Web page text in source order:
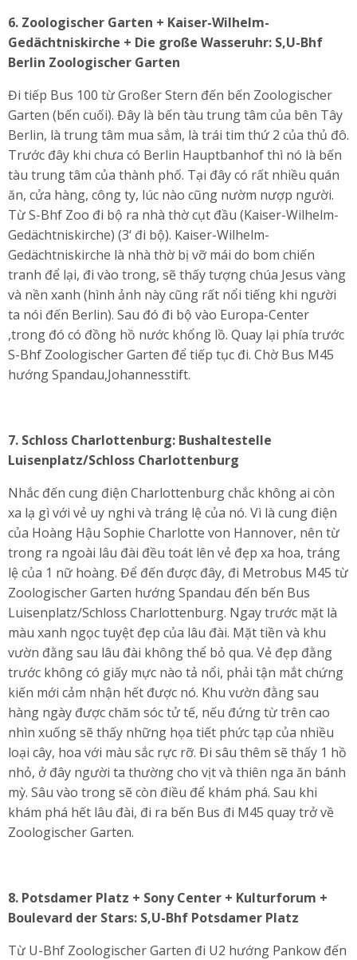
6. Zoologischer Garten + Kaiser-Wilhelm-
Gedächtniskirche + Die große Wasseruhr: S,U-Bhf
Berlin Zoologischer Garten
Đi tiếp Bus 100 từ Großer Stern đến bến Zoologischer
Garten (bến cuối). Đây là bến tàu trung tâm của bên Tây
Berlin, là trung tâm mua sắm, là trái tim thứ 2 của thủ đô.
Trước đây khi chưa có Berlin Hauptbanhof thì nó là bến
tàu trung tâm của thành phố. Tại đây có rất nhiều quán
ăn, cửa hàng, công ty, lúc nào cũng nườm nượp người.
Từ S-Bhf Zoo đi bộ ra nhà thờ cụt đầu (Kaiser-Wilhelm-
Gedächtniskirche) (3‘ đi bộ). Kaiser-Wilhelm-
Gedächtniskirche là nhà thờ bị vỡ mái do bom chiến
tranh để lại, đi vào trong, sẽ thấy tượng chúa Jesus vàng
và nền xanh (hình ảnh này cũng rất nổi tiếng khi người
ta nói đến Berlin). Sau đó đi bộ vào Europa-Center
,trong đó có đồng hồ nước khổng lồ. Quay lại phía trước
S-Bhf Zoologischer Garten để tiếp tục đi. Chờ Bus M45
hướng Spandau,Johannesstift.
7. Schloss Charlottenburg: Bushaltestelle
Luisenplatz/Schloss Charlottenburg
Nhắc đến cung điện Charlottenburg chắc không ai còn
xa lạ gì với vẻ uy nghi và tráng lệ của nó. Vì là cung điện
của Hoàng Hậu Sophie Charlotte von Hannover, nên từ
trong ra ngoài lâu đài đều toát lên vẻ đẹp xa hoa, tráng
lệ của 1 nữ hoàng. Để đến được đây, đi Metrobus M45 từ
Zoologischer Garten hướng Spandau đến bến Bus
Luisenplatz/Schloss Charlottenburg. Ngay trước mặt là
màu xanh ngọc tuyệt đẹp của lâu đài. Mặt tiền và khu
vườn đằng sau lâu đài không thể bỏ qua. Vẻ đẹp đằng
trước không có giấy mực nào tả nổi, phải tận mắt chứng
kiến mới cảm nhận hết được nó. Khu vườn đằng sau
hàng ngày được chăm sóc tử tế, nếu đứng từ trên cao
nhìn xuống sẽ thấy những họa tiết phức tạp của nhiều
loại cây, hoa với màu sắc rực rỡ. Đi sâu thêm sẽ thấy 1 hồ
nhỏ, ở đây người ta thường cho vịt và thiên nga ăn bánh
mỳ. Sâu vào trong sẽ còn điều để khám phá. Sau khi
khám phá hết lâu đài, đi ra bến Bus đi M45 quay trở về
Zoologischer Garten.
8. Potsdamer Platz + Sony Center + Kulturforum +
Boulevard der Stars: S,U-Bhf Potsdamer Platz
Từ U-Bhf Zoologischer Garten đi U2 hướng Pankow đến